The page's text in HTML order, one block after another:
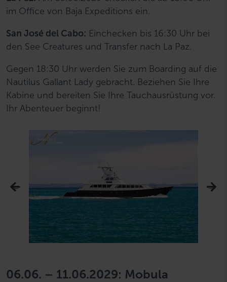
im Office von Baja Expeditions ein.
San José del Cabo: Einchecken bis 16:30 Uhr bei
den See Creatures und Transfer nach La Paz.
Gegen 18:30 Uhr werden Sie zum Boarding auf die
Nautilus Gallant Lady gebracht. Beziehen Sie Ihre
Kabine und bereiten Sie Ihre Tauchausrüstung vor.
Ihr Abenteuer beginnt!
06.06. – 11.06.2029: Mobula